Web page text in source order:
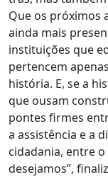
Que os próximos
ainda mais
instituições que
pertencem
história. E, se a
que ousam
pontes firmes
a assistência e a
cidadania, entre
desejamos”,